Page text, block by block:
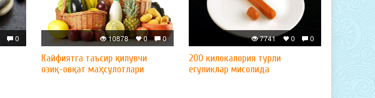
0 0
0
10878
Кайфиятга таъсир қилувчи
озиқ-овқат маҳсулотлари
0
0
7741
200 килокалория турли
егуликлар мисолида